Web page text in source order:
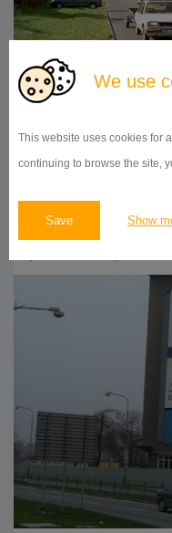
We use
This website uses cookies for
continuing to browse the site,
Save Show